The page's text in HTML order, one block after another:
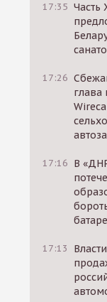
17:35 Часть
17:26
глава
17:16 В
17:13